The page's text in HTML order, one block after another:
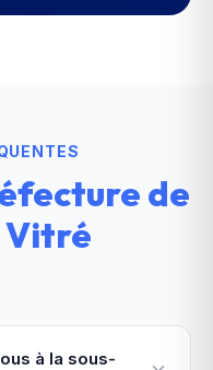
de
Vitré
à la sous-